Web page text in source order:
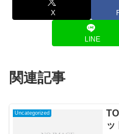
X
LINE
関連記事
Uncategorized
ッ